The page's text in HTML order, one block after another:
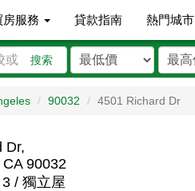
房服務 貸款指南 熱門城市
搜索
90032 4501 Richard Dr
Dr,
90032
/ 獨立屋